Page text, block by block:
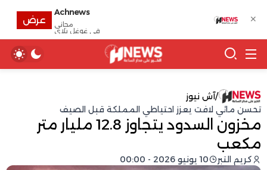
/آش نيوز
تحسن مائي لافت يعزز احتياطي المملكة قبل الصيف
مخزون السدود يتجاوز 12.8 مليار متر
مكعب
كريم التبر 10 يونيو 2026 - 00:00
✕
Achnews
مجانى
في غوغل بلاي
عرض